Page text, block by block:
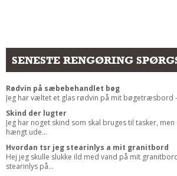
SENESTE RENGØRING
Rødvin på sæbebehandlet bøg
Jeg har væltet et glas rødvin på mit bøgetræsbord
Skind der lugter
Jeg har noget skind som skal bruges til tasker,
hængt ude...
Hvordan tsr jeg stearinlys a mit granitbord
Hej jeg skulle slukke ild med vand på mit
stearinlys på...